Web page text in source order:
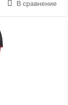
В сравнение